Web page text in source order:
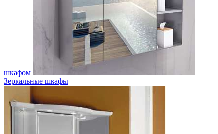
шкафом
Зеркальные шкафы